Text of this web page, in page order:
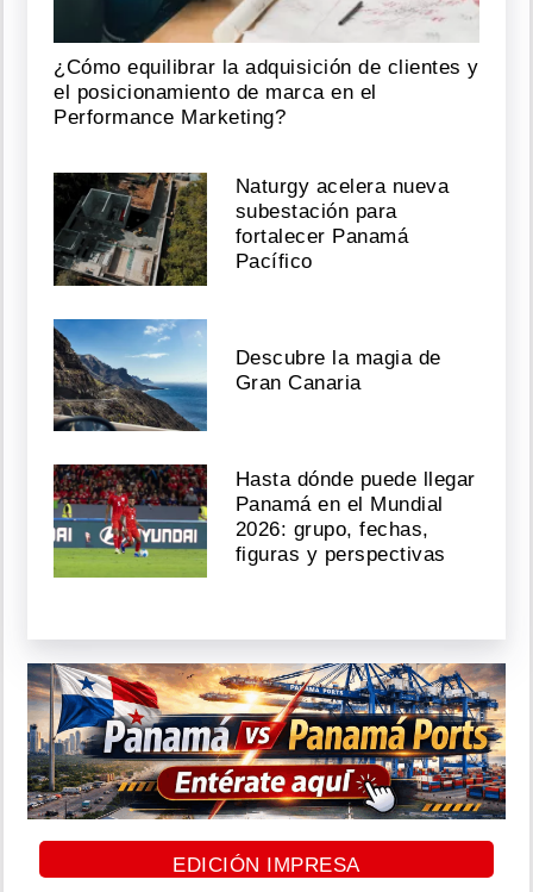
¿Cómo equilibrar la adquisición de clientes y
el posicionamiento de marca en el
Performance Marketing?
Naturgy acelera nueva
subestación para
fortalecer Panamá
Pacífico
Descubre la magia de
Gran Canaria
Hasta dónde puede llegar
Panamá en el Mundial
2026: grupo, fechas,
figuras y perspectivas
EDICIÓN IMPRESA